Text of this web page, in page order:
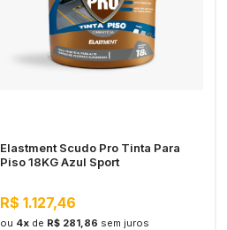
Elastment Scudo Pro Tinta Para
Piso 18KG Azul Sport
R$ 1.127,46
ou 4x de R$ 281,86 sem juros